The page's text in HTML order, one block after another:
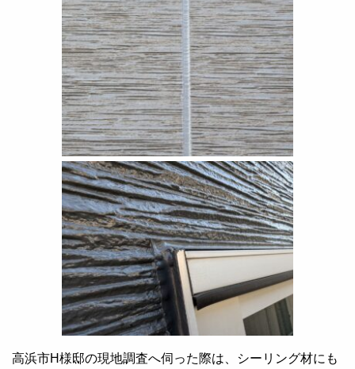
高浜市H様邸の現地調査へ伺った際は、シーリング材にも